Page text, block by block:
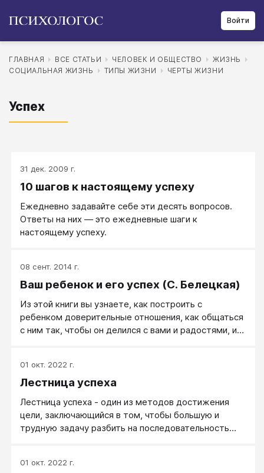
Войти
ГЛАВНАЯ ВСЕ СТАТЬИ ЧЕЛОВЕК И ОБЩЕСТВО
ЖИЗНЬ
СОЦИАЛЬНАЯ ЖИЗНЬ
ТИПЫ ЖИЗНИ ЧЕРТЫ ЖИЗНИ
Успех
31 дек. 2009 г.
10 шагов к настоящему успеху
Ежедневно задавайте себе эти десять вопросов.
Ответы на них — это ежедневные шаги к
настоящему успеху.
08 сент. 2014 г.
Ваш ребенок и его успех (С. Белецкая)
Из этой книги вы узнаете, как построить с
ребенком доверительные отношения, как общаться
с ним так, чтобы он делился с вами и радостями, и
человека с высокой самооценкой, активной
жизненной позицией, мотивированного на успех,
любые жизненные проблемы.
01 окт. 2022 г.
Лестница успеха
Лестница успеха - один из методов достижения
цели, заключающийся в том, чтобы большую и
трудную задачу разбить на последовательность
этой цели зависит от вас, вы чувствуете, что она
01 окт. 2022 г.